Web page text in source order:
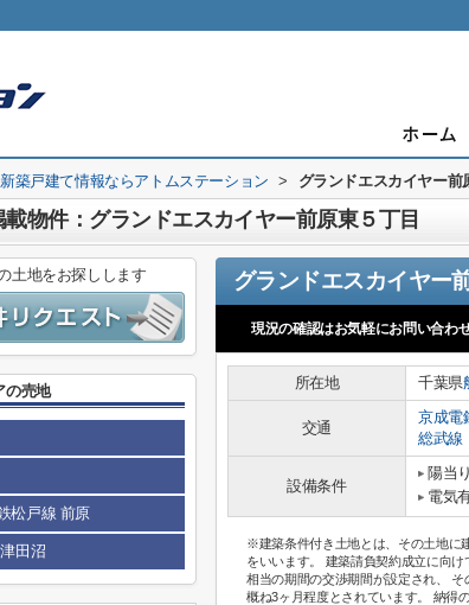
築戸建て情報ならアトムステーション > グランドエスカイヤー前
載物件：グランドエスカイヤー前原東５丁目
現況の確認はお気軽にお問い合わ
所在地 千葉県
交通
京成電
総武線
設備条件
陽当
電気
※建築条件付き土地とは、その土地に
をいいます。 建築請負契約成立に向
相当の期間の交渉期間が設定され、
概ね3ヶ月程度とされています。 納得
土地をお探しします
の売地
松戸線 前原
田沼